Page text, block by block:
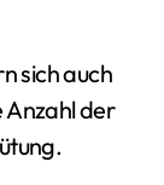
sich auch
Anzahl der